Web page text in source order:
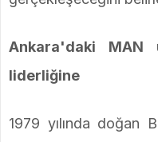
Ankara'daki MAN
liderliğine
1979 yılında doğan